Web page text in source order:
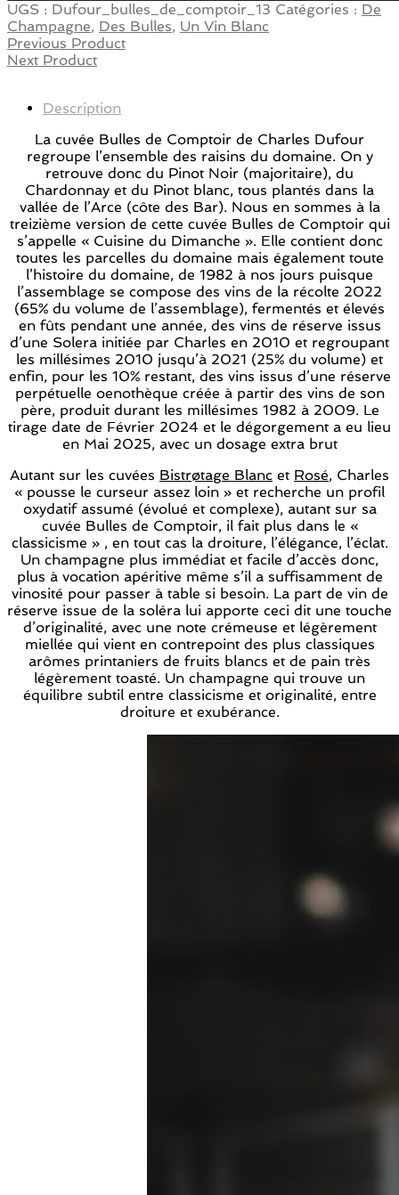
UGS : Dufour_bulles_de_comptoir_13 Catégories : De
Champagne, Des Bulles, Un Vin Blanc
Previous Product
Next Product
Description
La cuvée Bulles de Comptoir de Charles Dufour
regroupe l’ensemble des raisins du domaine. On y
retrouve donc du Pinot Noir (majoritaire), du
Chardonnay et du Pinot blanc, tous plantés dans la
vallée de l’Arce (côte des Bar). Nous en sommes à la
treizième version de cette cuvée Bulles de Comptoir qui
s’appelle « Cuisine du Dimanche ». Elle contient donc
toutes les parcelles du domaine mais également toute
l’histoire du domaine, de 1982 à nos jours puisque
l’assemblage se compose des vins de la récolte 2022
(65% du volume de l’assemblage), fermentés et élevés
en fûts pendant une année, des vins de réserve issus
d’une Solera initiée par Charles en 2010 et regroupant
les millésimes 2010 jusqu’à 2021 (25% du volume) et
enfin, pour les 10% restant, des vins issus d’une réserve
perpétuelle oenothèque créée à partir des vins de son
père, produit durant les millésimes 1982 à 2009. Le
tirage date de Février 2024 et le dégorgement a eu lieu
en Mai 2025, avec un dosage extra brut
Autant sur les cuvées Bistrøtage Blanc et Rosé, Charles
« pousse le curseur assez loin » et recherche un profil
oxydatif assumé (évolué et complexe), autant sur sa
cuvée Bulles de Comptoir, il fait plus dans le «
classicisme » , en tout cas la droiture, l’élégance, l’éclat.
Un champagne plus immédiat et facile d’accès donc,
plus à vocation apéritive même s’il a suffisamment de
vinosité pour passer à table si besoin. La part de vin de
réserve issue de la soléra lui apporte ceci dit une touche
d’originalité, avec une note crémeuse et légèrement
miellée qui vient en contrepoint des plus classiques
arômes printaniers de fruits blancs et de pain très
légèrement toasté. Un champagne qui trouve un
équilibre subtil entre classicisme et originalité, entre
droiture et exubérance.